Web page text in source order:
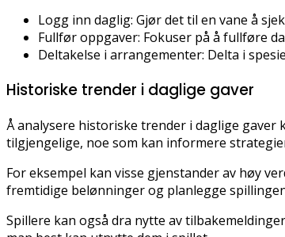
Logg inn daglig: Gjør det til en vane å
Fullfør oppgaver: Fokuser på å fullføre
Deltakelse i arrangementer: Delta i
Historiske trender i daglige gaver
Å analysere historiske trender i daglige
tilgjengelige, noe som kan informere
For eksempel kan visse gjenstander av høy
fremtidige belønninger og planlegge
Spillere kan også dra nytte av